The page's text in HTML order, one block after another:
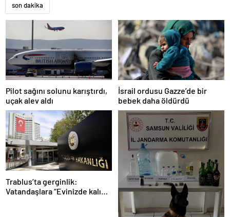
son dakika
Pilot sağını solunu karıştırdı,
uçak alev aldı
İsrail ordusu Gazze’de bir
bebek daha öldürdü
Trablus’ta gerginlik:
Vatandaşlara “Evinizde kalın”